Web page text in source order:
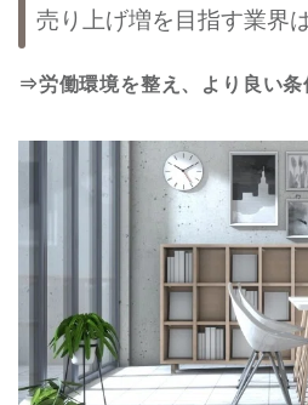
売り上げ増を目指す業界
⇒労働環境を整え、より良い条